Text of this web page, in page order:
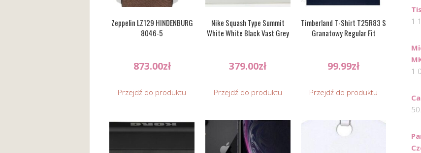
Zeppelin LZ129 HINDENBURG
8046-5
873.00zł
Przejdź do produktu
Nike Squash Type Summit
White White Black Vast Grey
379.00zł
Przejdź do produktu
Timberland T-Shirt T25R83 S
Granatowy Regular Fit
99.99zł
Przejdź do produktu
1
1